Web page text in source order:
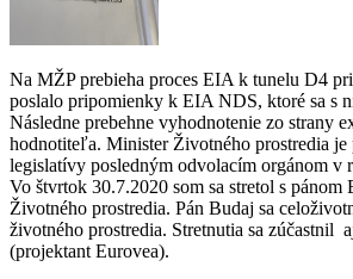
Na MŽP prebieha proces EIA k tunelu D4
poslalo pripomienky k EIA NDS, ktoré sa s
Následne prebehne vyhodnotenie zo strany
hodnotiteľa. Minister Životného prostredia je
legislatívy posledným odvolacím orgánom v
Vo štvrtok 30.7.2020 som sa stretol s pánom
Životného prostredia. Pán Budaj sa
životného prostredia. Stretnutia sa zúčastnil
(projektant Eurovea).